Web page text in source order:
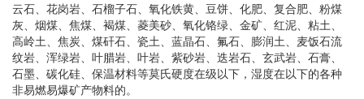
云石、花岗岩、石榴子石、氧化铁黄、豆饼、化肥、复合肥、粉煤
灰、烟煤、焦煤、褐煤、菱美砂、氧化铬绿、金矿、红泥、粘土、
高岭土、焦炭、煤矸石、瓷土、蓝晶石、氟石、膨润土、麦饭石流
纹岩、浑绿岩、叶腊岩、叶岩、紫砂岩、迭岩石、玄武岩、石膏、
石墨、碳化硅、保温材料等莫氏硬度在级以下，湿度在以下的各种
非易燃易爆矿产物料的。